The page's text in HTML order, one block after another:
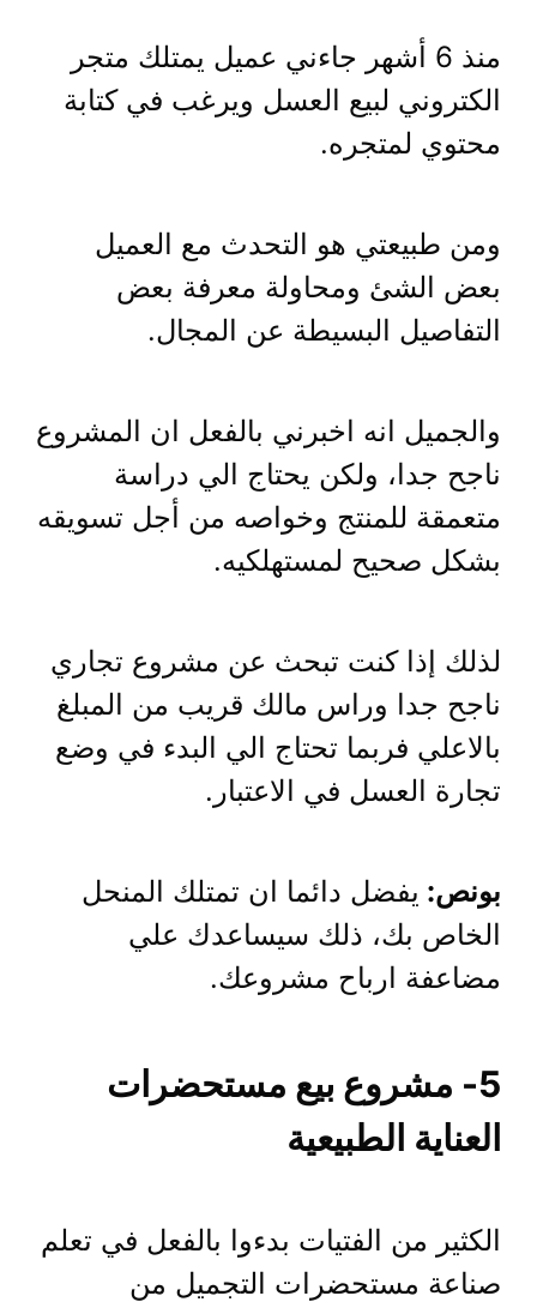
منذ 6 أشهر جاءني عميل يمتلك متجر
الكتروني لبيع العسل ويرغب في كتابة
محتوي لمتجره.
ومن طبيعتي هو التحدث مع العميل
بعض الشئ ومحاولة معرفة بعض
التفاصيل البسيطة عن المجال.
والجميل انه اخبرني بالفعل ان المشروع
ناجح جدا، ولكن يحتاج الي دراسة
متعمقة للمنتج وخواصه من أجل تسويقه
بشكل صحيح لمستهلكيه.
لذلك إذا كنت تبحث عن مشروع تجاري
ناجح جدا وراس مالك قريب من المبلغ
بالاعلي فربما تحتاج الي البدء في وضع
تجارة العسل في الاعتبار.
بونص: يفضل دائما ان تمتلك المنحل
الخاص بك، ذلك سيساعدك علي
مضاعفة ارباح مشروعك.
5- مشروع بيع مستحضرات
العناية الطبيعية
الكثير من الفتيات بدءوا بالفعل في تعلم
صناعة مستحضرات التجميل من